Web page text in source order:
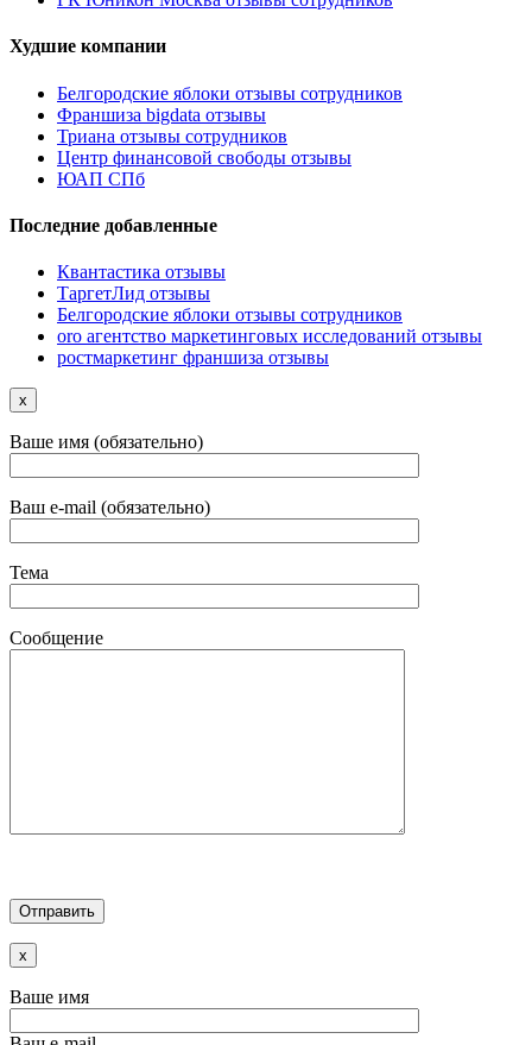
Худшие компании
Белгородские яблоки отзывы сотрудников
Франшиза bigdata отзывы
Триана отзывы сотрудников
Центр финансовой свободы отзывы
ЮАП СПб
Последние добавленные
Квантастика отзывы
ТаргетЛид отзывы
Белгородские яблоки отзывы сотрудников
oro агентство маркетинговых исследований отзывы
ростмаркетинг франшиза отзывы
x
Ваше имя (обязательно)
Ваш e-mail (обязательно)
Тема
Сообщение
x
Ваше имя